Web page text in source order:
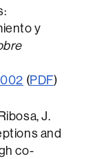
y
(PDF)
J.
and
co-